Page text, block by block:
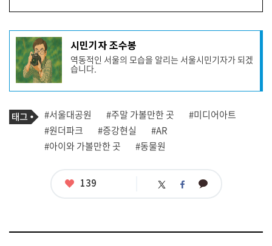
기
사
작
성
자
프
필
시민기자 조수봉
역동적인 서울의 모습을 알리는 서울시민기자가 되겠
습니다.
기
사
관
련
태
태
그
#서울대공원 #주말 가볼만한 곳
#미디어아트
#원더파크
#증강현실
#AR
#아이와 가볼만한 곳
#동물원
좋
139 트 페 카